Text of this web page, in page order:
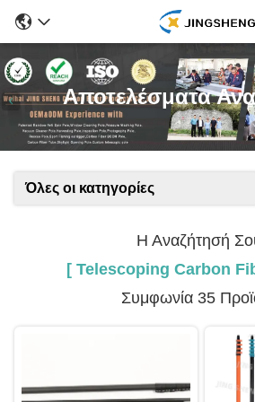
Αποτελέσματα
Όλες οι κατηγορίες
Η Αναζήτησή
[ Telescoping Carbon
Συμφωνία 35